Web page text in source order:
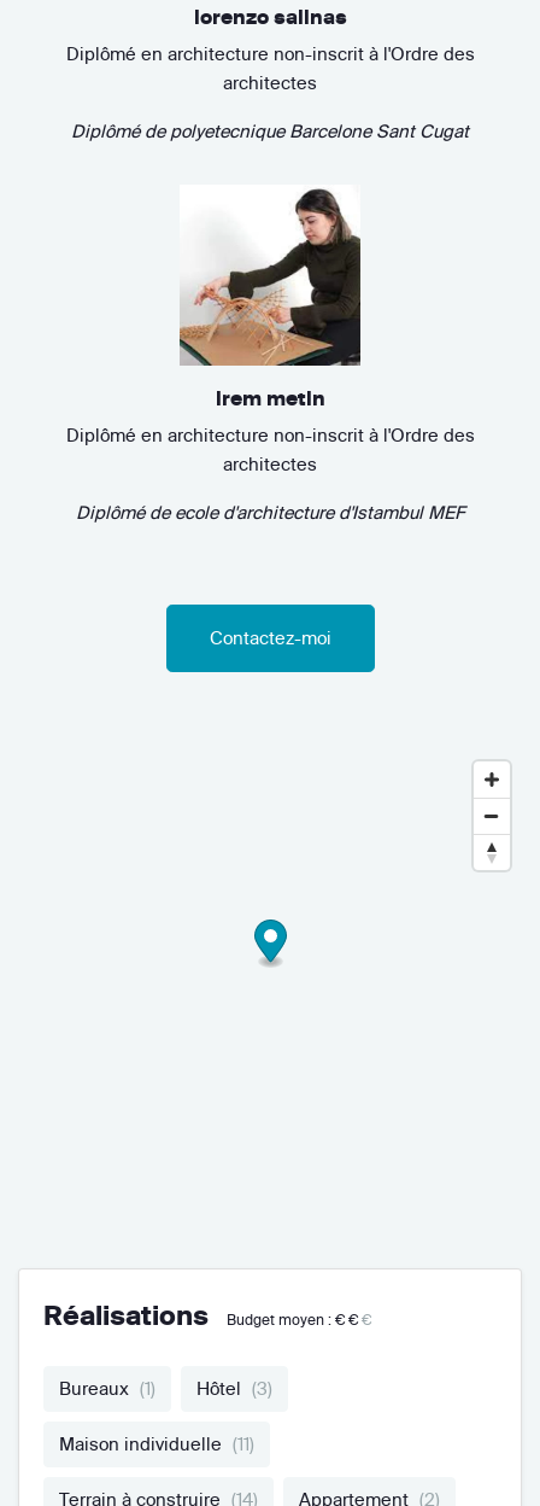
lorenzo salinas
Diplômé en architecture non-inscrit à l'Ordre des
architectes
Diplômé depolyetecnique Barcelone Sant Cugat
irem metin
Diplômé en architecture non-inscrit à l'Ordre des
architectes
Diplômé deecole d'architecture d'Istambul MEF
Contactez-moi
Réalisations Budget moyen : €€€
Bureaux (1) Hôtel (3)
Maison individuelle (11)
Terrain à construire (14) Appartement (2)